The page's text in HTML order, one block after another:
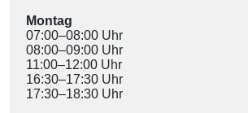
Montag
07:00–08:00 Uhr
08:00–09:00 Uhr
11:00–12:00 Uhr
16:30–17:30 Uhr
17:30–18:30 Uhr